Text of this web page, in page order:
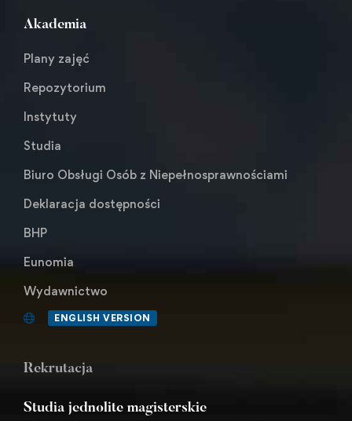
Akademia
Plany zajęć
Repozytorium
Instytuty
Studia
Biuro Obsługi Osób z Niepełnosprawnościami
Deklaracja dostępności
BHP
Eunomia
Wydawnictwo
ENGLISH VERSION
Rekrutacja
Studia jednolite magisterskie